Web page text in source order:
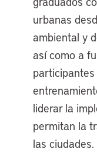
urbanas
ambiental y
así como a
liderar la
permitan la
las ciudades.